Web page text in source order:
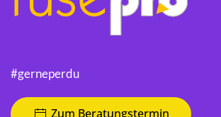
#gerneperdu
Zum Beratungstermin